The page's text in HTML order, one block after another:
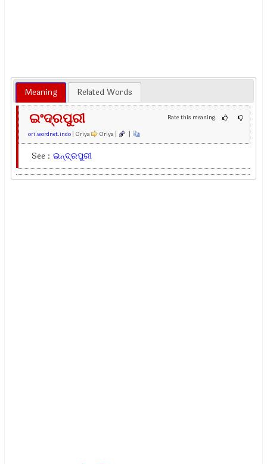
Meaning Related Words
Rate this meaning
ଇଂଦ୍ରପୁରୀ
ori.wordnet.indo | Oriya Oriya | |
See : ଇନ୍ଦ୍ରପୁରୀ